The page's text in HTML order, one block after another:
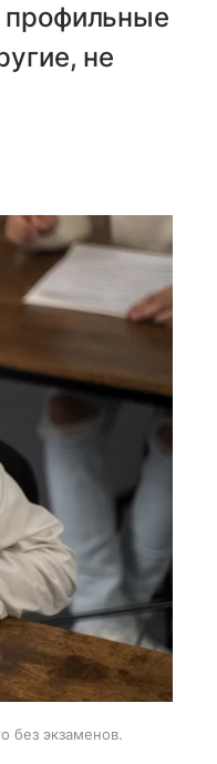
профильные
не
без экзаменов.